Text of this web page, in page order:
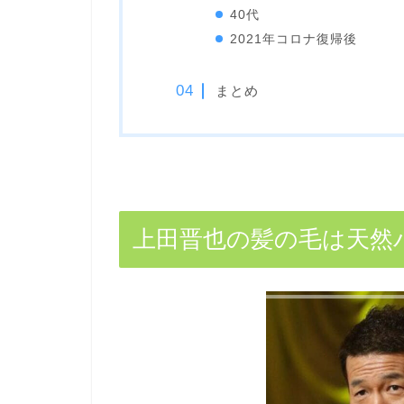
40代
2021年コロナ復帰後
まとめ
上田晋也の髪の毛は天然